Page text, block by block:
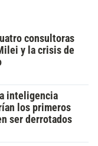
consultoras
y la crisis de
inteligencia
los primeros
ser derrotados